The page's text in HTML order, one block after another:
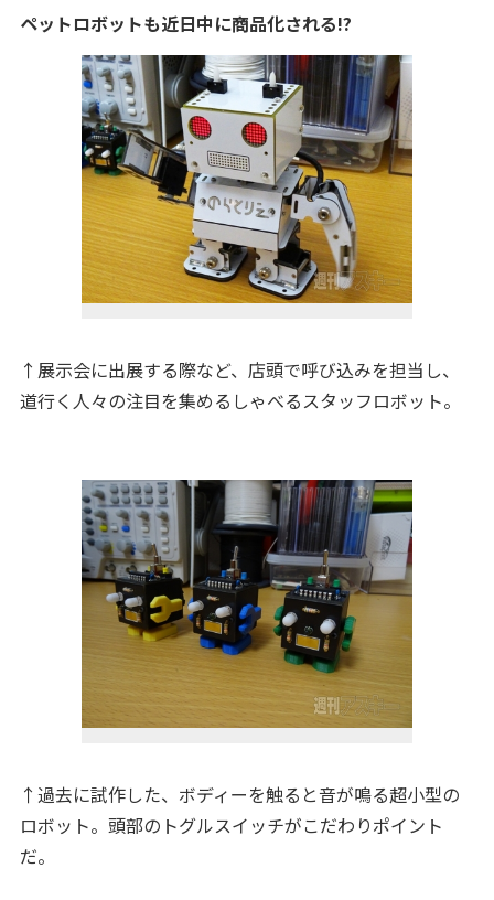
ペットロボットも近日中に商品化される!?
↑展示会に出展する際など、店頭で呼び込みを担当し、
道行く人々の注目を集めるしゃべるスタッフロボット。
↑過去に試作した、ボディーを触ると音が鳴る超小型の
ロボット。頭部のトグルスイッチがこだわりポイント
だ。